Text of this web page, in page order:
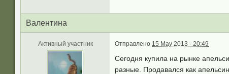
Валентина
Активный участник Отправлено 15 May 2013 - 20:49
Сегодня купила на рынке
разные. Продавался как